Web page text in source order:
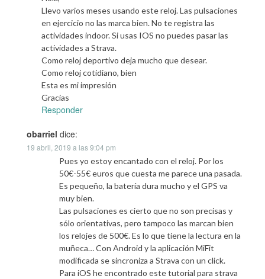
Llevo varios meses usando este reloj. Las pulsaciones
en ejercicio no las marca bien. No te registra las
actividades indoor. Si usas IOS no puedes pasar las
actividades a Strava.
Como reloj deportivo deja mucho que desear.
Como reloj cotidiano, bien
Esta es mi impresión
Gracias
Responder
obarriel dice:
19 abril, 2019 a las 9:04 pm
Pues yo estoy encantado con el reloj. Por los
50€-55€ euros que cuesta me parece una pasada.
Es pequeño, la batería dura mucho y el GPS va
muy bien.
Las pulsaciones es cierto que no son precisas y
sólo orientativas, pero tampoco las marcan bien
los relojes de 500€. Es lo que tiene la lectura en la
muñeca… Con Android y la aplicación MiFit
modificada se sincroniza a Strava con un click.
Para iOS he encontrado este tutorial para strava